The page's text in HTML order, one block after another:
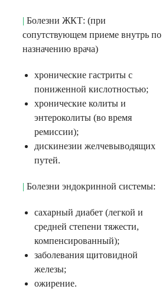
| Болезни ЖКТ: (при
сопутствующем приеме внутрь по
назначению врача)
хронические гастриты с
пониженной кислотностью;
хронические колиты и
энтероколиты (во время
ремиссии);
дискинезии желчевыводящих
путей.
| Болезни эндокринной системы:
сахарный диабет (легкой и
средней степени тяжести,
компенсированный);
заболевания щитовидной
железы;
ожирение.